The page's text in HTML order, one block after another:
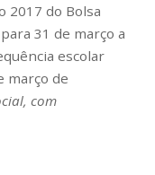
2017 do Bolsa
31 de março a
escolar
março de
com